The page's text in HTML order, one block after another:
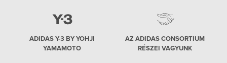
ADIDAS Y-3 BY YOHJI
YAMAMOTO
AZ ADIDAS CONSORTIUM
RÉSZEI VAGYUNK